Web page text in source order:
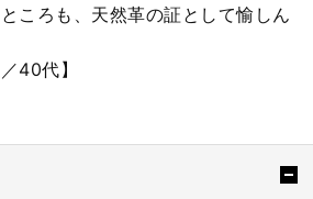
ころも、天然革の証として愉しん
40代】